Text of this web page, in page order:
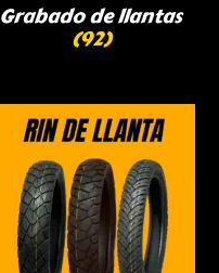
Grabado de llantas
(92)